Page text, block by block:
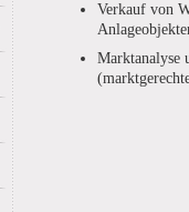
Verkauf von
Marktanalyse